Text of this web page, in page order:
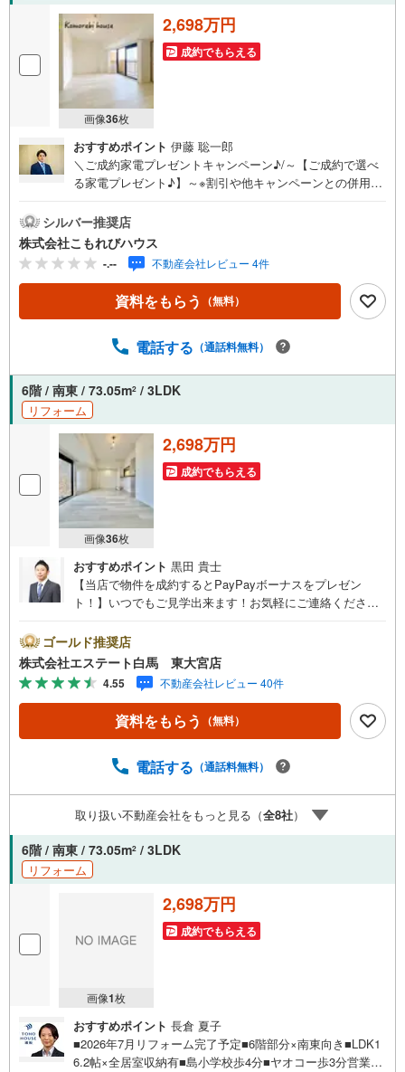
画像36枚
2,698万円
成約でもらえる
おすすめポイント 伊藤 聡一郎
＼ご成約家電プレゼントキャンペーン♪/～【ご成約で選べ
る家電プレゼント♪】～※割引や他キャンペーンとの併用は
士】・【大手ハウスメーカー経験者】・【ローンアドバイ
ザー】がサポートいたします！さいたま市・上尾市・桶川
市・北本市・鴻巣市・川島町・伊奈町・蓮田市・白岡市エ
リアの新築戸建て、中古戸建て、マンション、土地などの
取り扱いに特化しております！【Komorebi houseの強み】
☆新築・中古戸建て購入の方☆●毎年、提携業者（第三者機
ション）と同等検査が無料で行えます！☆レスポンス☆●内
談！ローン計画書もすぐお送りいたします！☆住宅ローン
☆●提携銀行多数、たくさんの銀行さんをご紹介できます！
●他社で否決・減額になってしまった方も承認実績あり！
シルバー推奨店
株式会社こもれびハウス
-.-- 不動産会社レビュー 4件
資料をもらう （無料）
電話する （通話料無料）
6階 / 南東 / 73.05m2 / 3LDK
リフォーム
画像36枚
2,698万円
成約でもらえる
おすすめポイント 黒田 貴士
【当店で物件を成約するとPayPayボーナスをプレゼン
ト！】いつでもご見学出来ます！お気軽にご連絡くださ
来店しやすい店舗です。お気軽にお立ち寄り下さい。～人
気のリモート見学・リモート相談サービス～・小さいお子
様や家事で外出できない、天気が悪く外出したくない時・L
INEやZOOMなど無料のアプリですぐにご利用いただけま
す・リモート見学はスタッフがご興味ある物件の現地から
映像をお届けします・写真では伝わりにくい「空気感」や
しっかり確認できます・リモート相談は第三者による住宅
対1で・バーチャル背景でプライバシーも安心・忙しいパー
トナーに変わって予め確認も・別々の場所から家族みんな
で参加もできます・お気軽にご相談下さい～営業時間～9:3
0～18:30こちらのお時間でしたらお電話でのお問合せがス
ムーズですお気軽にお問合せください
ゴールド推奨店
株式会社エステート白馬 東大宮店
4.55 不動産会社レビュー 40件
資料をもらう （無料）
電話する （通話料無料）
取り扱い不動産会社をもっと見る（全8社）
6階 / 南東 / 73.05m2 / 3LDK
リフォーム
画像1枚
2,698万円
成約でもらえる
おすすめポイント 長倉 夏子
■2026年7月リフォーム完了予定■6階部分×南東向き■LDK1
6.2帖×全居室収納有■島小学校歩4分■ヤオコー歩3分営業時